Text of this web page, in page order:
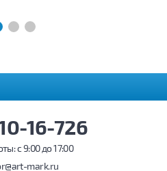
16-726
c 9:00 до 17:00
mark.ru